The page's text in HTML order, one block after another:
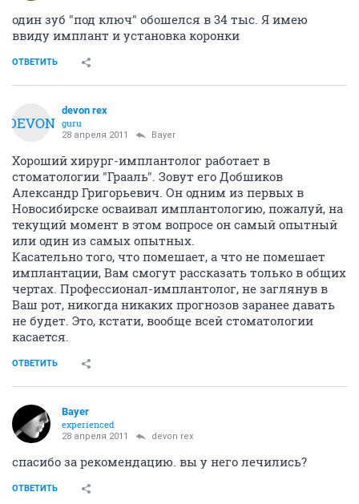
один зуб "под ключ" обошелся в 34 тыс. Я имею
ввиду имплант и установка коронки
ОТВЕТИТЬ
DEVON
devon rex
guru
28 апреля 2011 Bayer
Хороший хирург-имплантолог работает в
стоматологии "Грааль". Зовут его Добшиков
Александр Григорьевич. Он одним из первых в
Новосибирске осваивал имплантологию, пожалуй, на
текущий момент в этом вопросе он самый опытный
или один из самых опытных.
Касательно того, что помешает, а что не помешает
имплантации, Вам смогут рассказать только в общих
чертах. Профессионал-имплантолог, не заглянув в
Ваш рот, никогда никаких прогнозов заранее давать
не будет. Это, кстати, вообще всей стоматологии
касается.
ОТВЕТИТЬ
Bayer
experienced
28 апреля 2011 devon rex
спасибо за рекомендацию. вы у него лечились?
ОТВЕТИТЬ